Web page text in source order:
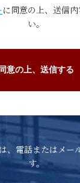
に同意の上、送信
い。
、電話またはメー
す。